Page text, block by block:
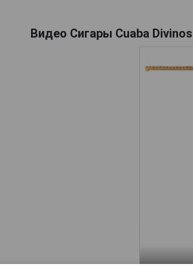
Видео Сигары Cuaba Divinos